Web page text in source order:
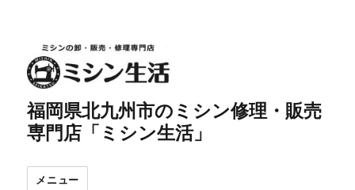
福岡県北九州市のミシン修理・販売
専門店「ミシン生活」
メニュー